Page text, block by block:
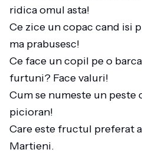
ridica omul asta!
Ce zice un copac cand isi
ma prabusesc!
Ce face un copil pe o
furtuni? Face valuri!
Cum se numeste un peste
picioran!
Care este fructul preferat
Martieni.